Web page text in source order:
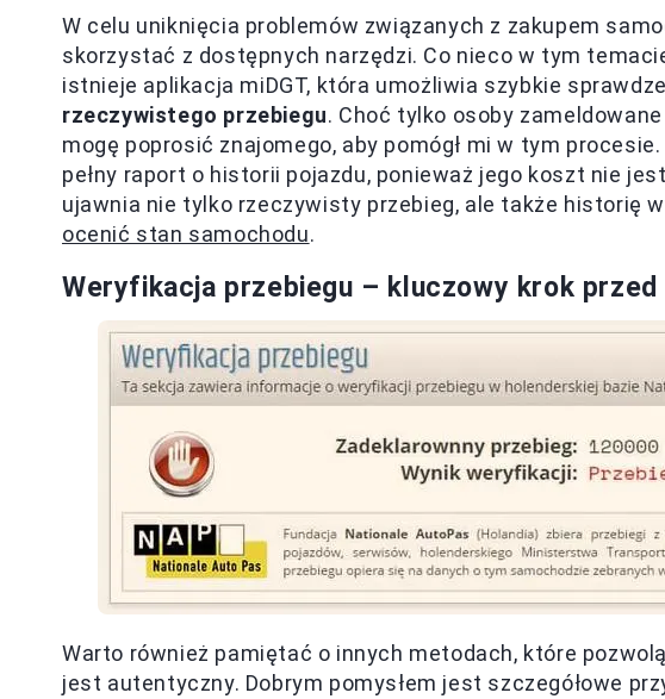
W celu uniknięcia problemów związanych z zakupem
skorzystać z dostępnych narzędzi. Co nieco w tym
istnieje aplikacja miDGT, która umożliwia szybkie
rzeczywistego przebiegu. Choć tylko osoby
mogę poprosić znajomego, aby pomógł mi w tym
pełny raport o historii pojazdu, ponieważ jego koszt nie
ujawnia nie tylko rzeczywisty przebieg, ale także historię
ocenić stan samochodu.
Weryfikacja przebiegu – kluczowy krok przed
Warto również pamiętać o innych metodach, które
jest autentyczny. Dobrym pomysłem jest szczegółowe